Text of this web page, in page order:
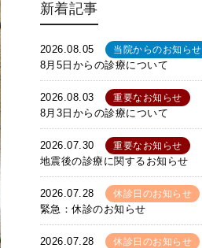
新着記事
2026.08.05 当院からのお知らせ
8月5日からの診療について
2026.08.03 重要なお知らせ
8月3日からの診療について
2026.07.30 重要なお知らせ
地震後の診療に関するお知らせ
2026.07.28 休診日のお知らせ
緊急：休診のお知らせ
2026.07.28 休診日のお知らせ